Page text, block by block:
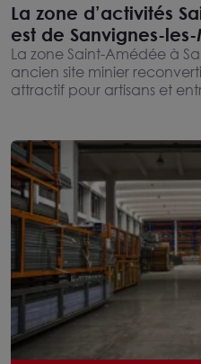
La zone d’activités
est de Sanvignes-les-
La zone Saint-Amédée à
ancien site minier
attractif pour artisans et